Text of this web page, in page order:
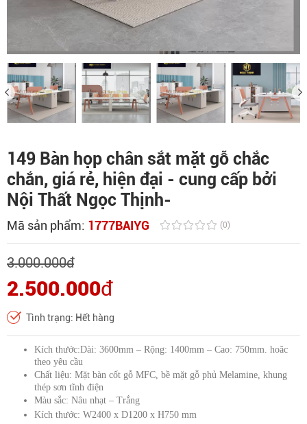
149 Bàn họp chân sắt mặt gỗ chắc
chắn, giá rẻ, hiện đại - cung cấp bởi
Nội Thất Ngọc Thịnh-
Mã sản phẩm: 1777BAIYG (0)
3.000.000đ
2.500.000đ
Tình trạng: Hết hàng
Kích thước:Dài: 3600mm – Rộng: 1400mm – Cao: 750mm. hoăc
theo yêu cầu
Chất liệu: Mặt bàn cốt gỗ MFC, bề mặt gỗ phủ Melamine, khung
thép sơn tĩnh điện
Màu sắc: Nâu nhạt – Trắng
Kích thước: W2400 x D1200 x H750 mm